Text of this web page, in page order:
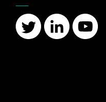
X/TwitterLinkedInYouTube